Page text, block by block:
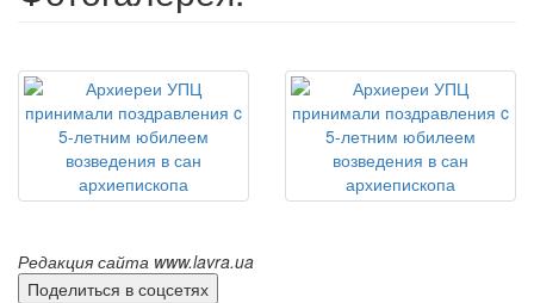
Редакция сайта www.lavra.ua
Поделиться в соцсетях